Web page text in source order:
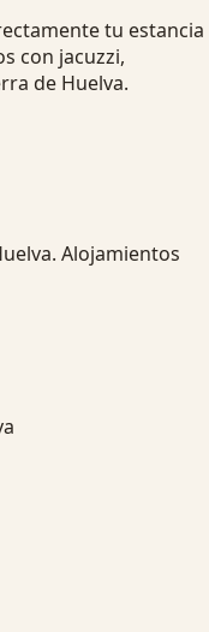
tu estancia
con jacuzzi,
de Huelva.
Alojamientos